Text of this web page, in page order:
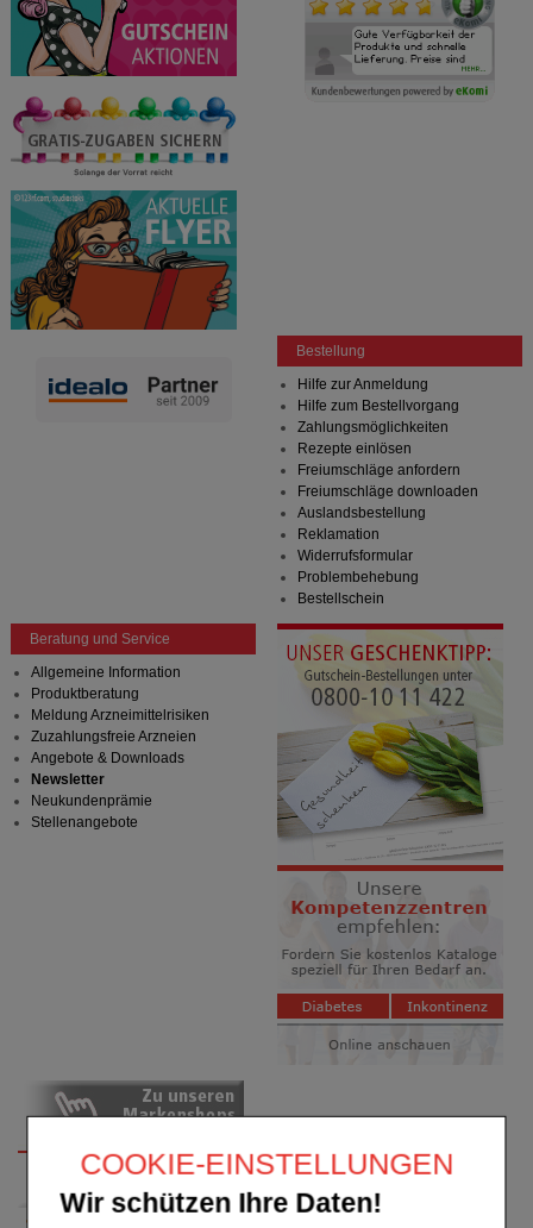
COOKIE-EINSTELLUNGEN
Wir schützen Ihre Daten!
Bestellung
Hilfe zur Anmeldung
Hilfe zum Bestellvorgang
Zahlungsmöglichkeiten
Rezepte einlösen
Freiumschläge anfordern
Freiumschläge downloaden
Auslandsbestellung
Reklamation
Widerrufsformular
Problembehebung
Bestellschein
Beratung und Service
Allgemeine Information
Produktberatung
Meldung Arzneimittelrisiken
Zuzahlungsfreie Arzneien
Angebote & Downloads
Newsletter
Neukundenprämie
Stellenangebote